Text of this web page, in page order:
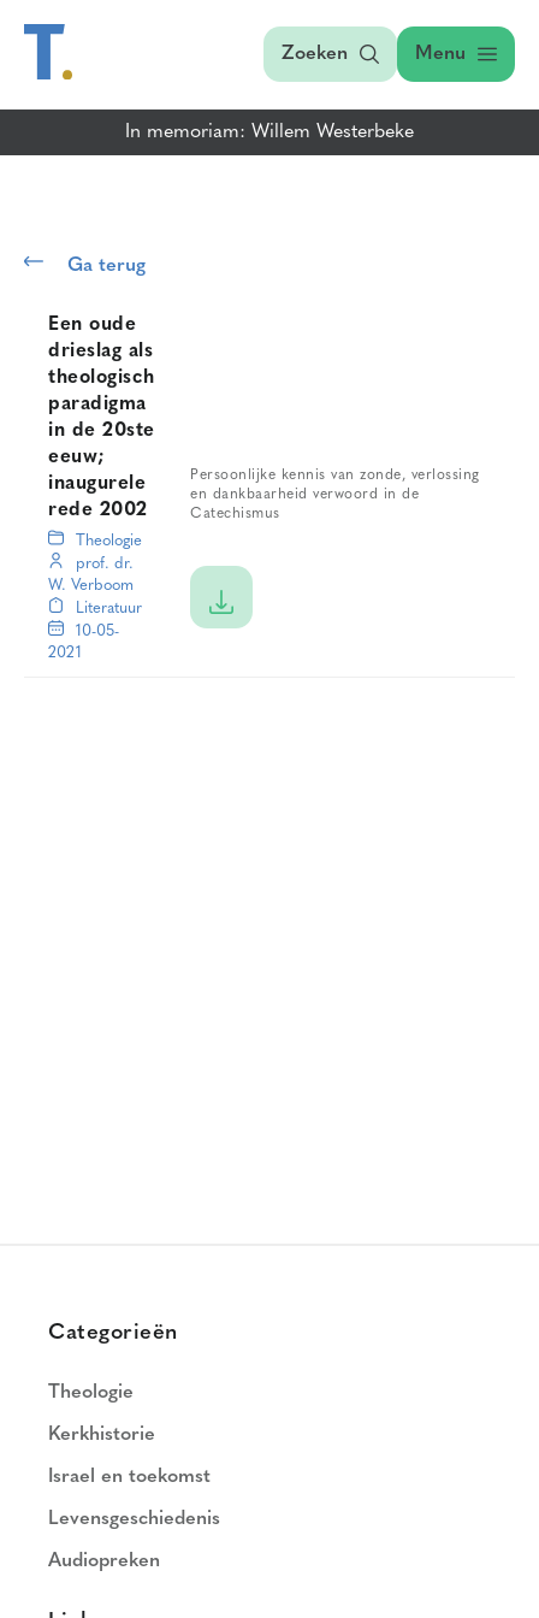
Zoeken Menu
In memoriam: Willem Westerbeke
Ga terug
Een oude
drieslag als
theologisch
paradigma
in de 20ste
eeuw;
inaugurele
rede 2002
Persoonlijke kennis van zonde, verlossing
en dankbaarheid verwoord in de
Catechismus
Theologie
prof. dr.
W. Verboom
Literatuur
10-05-
2021
Categorieën
Theologie
Kerkhistorie
Israel en toekomst
Levensgeschiedenis
Audiopreken